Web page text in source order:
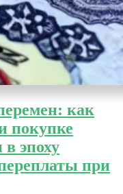
как
покупке
эпоху
при